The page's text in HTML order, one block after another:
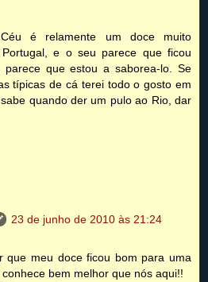
é relamente um doce muito
e o seu parece que ficou
parece que estou a saborea-lo. Se
típicas de cá terei todo o gosto em
quando der um pulo ao Rio, dar
23 de junho de 2010 às 21:24
que meu doce ficou bom para uma
bem melhor que nós aqui!!